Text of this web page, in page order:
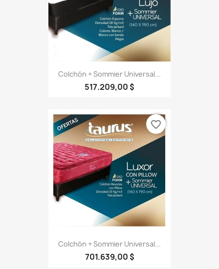
Colchón + Sommier Universal...
517.209,00 $
Colchón + Sommier Universal...
701.639,00 $
favorite_border